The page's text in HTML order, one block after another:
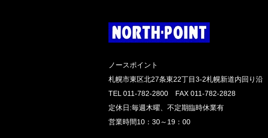
ノースポイント
札幌市東区北27条東22丁目3-2札幌新道内回り沿
TEL 011-782-2800 FAX 011-782-2828
定休日:毎週木曜、不定期臨時休業有
営業時間10：30～19：00